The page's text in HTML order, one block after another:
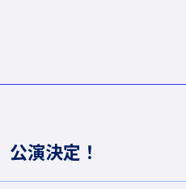
演決定！